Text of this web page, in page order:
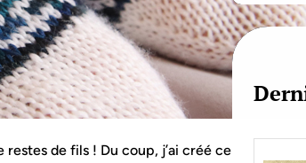
de fils ! Du coup, j’ai créé ce
c
h